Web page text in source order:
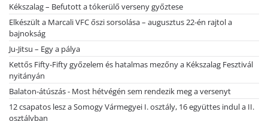
Kékszalag – Befutott a tókerülő verseny győztese
Elkészült a Marcali VFC őszi sorsolása – augusztus 22-én rajtol a
bajnokság
Ju-Jitsu – Egy a pálya
Kettős Fifty-Fifty győzelem és hatalmas mezőny a Kékszalag Fesztivál
nyitányán
Balaton-átúszás - Most hétvégén sem rendezik meg a versenyt
12 csapatos lesz a Somogy Vármegyei I. osztály, 16 együttes indul a II.
osztályban